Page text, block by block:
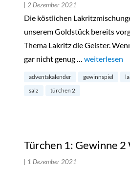
| 2 Dezember 2021
Die köstlichen
unserem Goldstück bereits
Thema Lakritz die Geister.
gar nicht genug … „Türchen 2:
weiterlesen
adventskalender gewinnspiel
salz
türchen 2
Türchen 1: Gewinne
| 1 Dezember 2021